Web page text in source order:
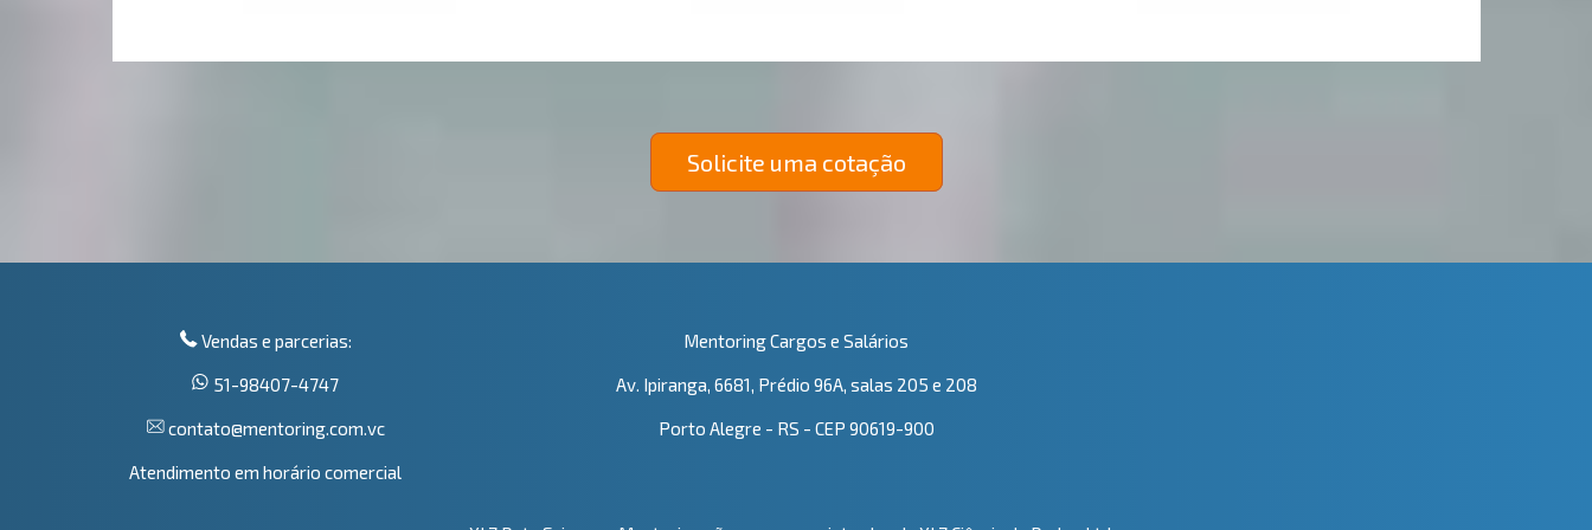
Solicite uma cotação
Vendas e parcerias:
51-98407-4747
contato@mentoring.com.vc
Atendimento em horário comercial
Mentoring Cargos e Salários
Av. Ipiranga, 6681, Prédio 96A, salas 205 e 208
Porto Alegre - RS - CEP 90619-900